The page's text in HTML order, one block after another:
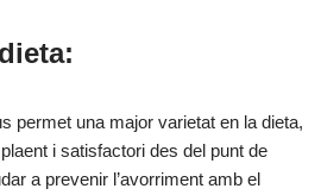
permet una major varietat en la dieta,
i satisfactori des del punt de
a prevenir l’avorriment amb el